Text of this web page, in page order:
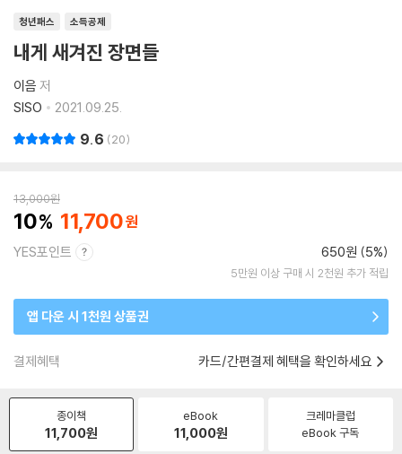
소득공제
청년패스
내게 새겨진 장면들
이음 저
SISO
2021.09.25.
9.6 20
13,000원
10 11,700
YES포인트 650원 (5%)
5만원 이상 구매 시 2천원 추가 적립
앱 다운 시 1천원 상품권
결제혜택 카드/간편결제 혜택을 확인하세요
종이책
11,700원
eBook
11,000원
크레마클럽
eBook 구독